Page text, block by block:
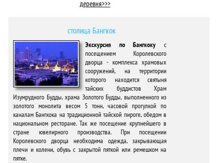
деревня>>>
столица Бангкок
Экскурсия по Бангкокус
посещением Королевского
дворца - комплекса храмовых
сооружений, на территории
которого находится святыня
тайских буддистов Храм
Изумрудного Будды, храма Золотого Будды, выполненного из
золотого монолита весом 5 тонн, часовой прогулкой по
каналам Бангкока на традиционной тайской пироге, обедом в
национальном ресторане. Так же посещение крупнейшего в
стране ювелирного производства. При посещении
Королевского дворца необходима одежда, закрывающая
плечи и колени, обувь с закрытой пяткой или ремешком на
пятке.